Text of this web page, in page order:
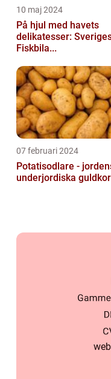
10 maj 2024
På hjul med havets
delikatesser:
Fiskbila...
07 februari 2024
Potatisodlare -
underjordiska